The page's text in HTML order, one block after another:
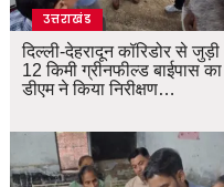
उत्तराखंड
दिल्ली-देहरादून कॉरिडोर से जुड़ी
12 किमी ग्रीनफील्ड बाईपास का
डीएम ने किया निरीक्षण…